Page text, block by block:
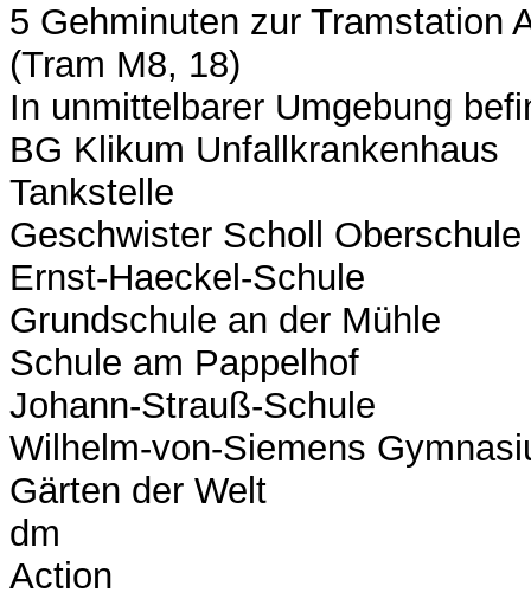
5 Gehminuten zur Tramstation
(Tram M8, 18)
In unmittelbarer Umgebung
BG Klikum Unfallkrankenhaus
Tankstelle
Geschwister Scholl Oberschule
Ernst-Haeckel-Schule
Grundschule an der Mühle
Schule am Pappelhof
Johann-Strauß-Schule
Wilhelm-von-Siemens
Gärten der Welt
dm
Action